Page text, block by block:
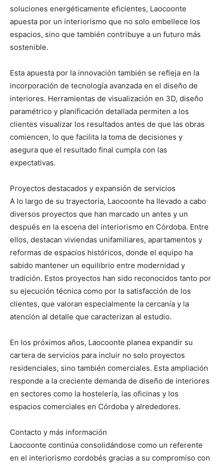
soluciones energéticamente eficientes, Laocoonte
apuesta por un interiorismo que no solo embellece los
espacios, sino que también contribuye a un futuro más
sostenible.
Esta apuesta por la innovación también se refleja en la
incorporación de tecnología avanzada en el diseño de
interiores. Herramientas de visualización en 3D, diseño
paramétrico y planificación detallada permiten a los
clientes visualizar los resultados antes de que las obras
comiencen, lo que facilita la toma de decisiones y
asegura que el resultado final cumpla con las
expectativas.
Proyectos destacados y expansión de servicios
A lo largo de su trayectoria, Laocoonte ha llevado a cabo
diversos proyectos que han marcado un antes y un
después en la escena del interiorismo en Córdoba. Entre
ellos, destacan viviendas unifamiliares, apartamentos y
reformas de espacios históricos, donde el equipo ha
sabido mantener un equilibrio entre modernidad y
tradición. Estos proyectos han sido reconocidos tanto por
su ejecución técnica como por la satisfacción de los
clientes, que valoran especialmente la cercanía y la
atención al detalle que caracterizan al estudio.
En los próximos años, Laocoonte planea expandir su
cartera de servicios para incluir no solo proyectos
residenciales, sino también comerciales. Esta ampliación
responde a la creciente demanda de diseño de interiores
en sectores como la hostelería, las oficinas y los
espacios comerciales en Córdoba y alrededores.
Contacto y más información
Laocoonte continúa consolidándose como un referente
en el interiorismo cordobés gracias a su compromiso con